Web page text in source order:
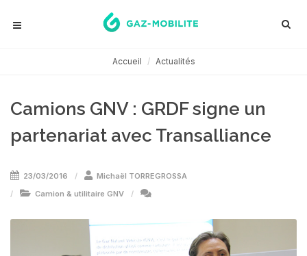
Accueil Actualités
Camions GNV : GRDF signe un
partenariat avec Transalliance
23/03/2016
Michaël TORREGROSSA
Camion & utilitaire GNV